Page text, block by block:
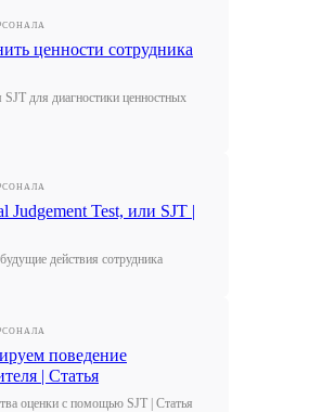
ценности сотрудника
для диагностики ценностных
Judgement Test, или SJT |
действия сотрудника
поведение
| Статья
оценки с помощью SJT | Статья